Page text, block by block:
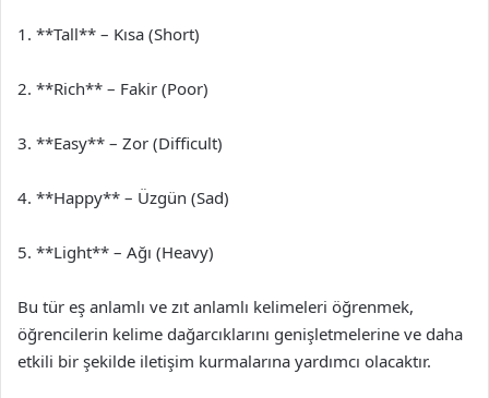
1. **Tall** – Kısa (Short)
2. **Rich** – Fakir (Poor)
3. **Easy** – Zor (Difficult)
4. **Happy** – Üzgün (Sad)
5. **Light** – Ağı (Heavy)
Bu tür eş anlamlı ve zıt anlamlı kelimeleri öğrenmek,
öğrencilerin kelime dağarcıklarını genişletmelerine ve daha
etkili bir şekilde iletişim kurmalarına yardımcı olacaktır.